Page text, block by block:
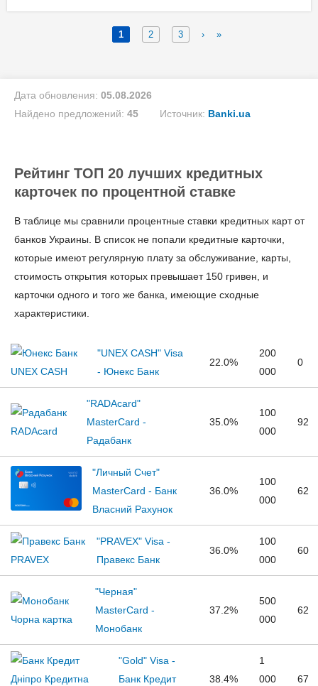
1 2 3 › »
Дата обновления: 05.08.2026
Найдено предложений: 45 Источник: Banki.ua
Рейтинг ТОП 20 лучших кредитных
карточек по процентной ставке
В таблице мы сравнили процентные ставки кредитных карт от
банков Украины. В список не попали кредитные карточки,
которые имеют регулярную плату за обслуживание, карты,
стоимость открытия которых превышает 150 гривен, и
карточки одного и того же банка, имеющие сходные
характеристики.
"UNEX CASH" Visa
- Юнекс Банк
22.0%
200
000
0
"RADAcard"
MasterCard -
Радабанк
35.0%
100
000
92
"Личный Счет"
MasterCard - Банк
Власний Рахунок
36.0%
100
000
62
"PRAVEX" Visa -
Правекс Банк
36.0%
100
000
60
"Черная"
MasterCard -
Монобанк
37.2%
500
000
62
"Gold" Visa -
Банк Кредит
38.4%
1
000
67